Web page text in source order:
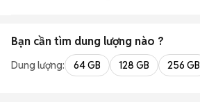
Bạn cần tìm dung lượng nào ?
Dung lượng: 64 GB 128 GB 256 GB